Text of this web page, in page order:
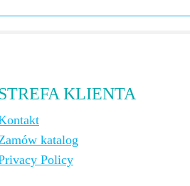
KLIENTA
katalog
Policy